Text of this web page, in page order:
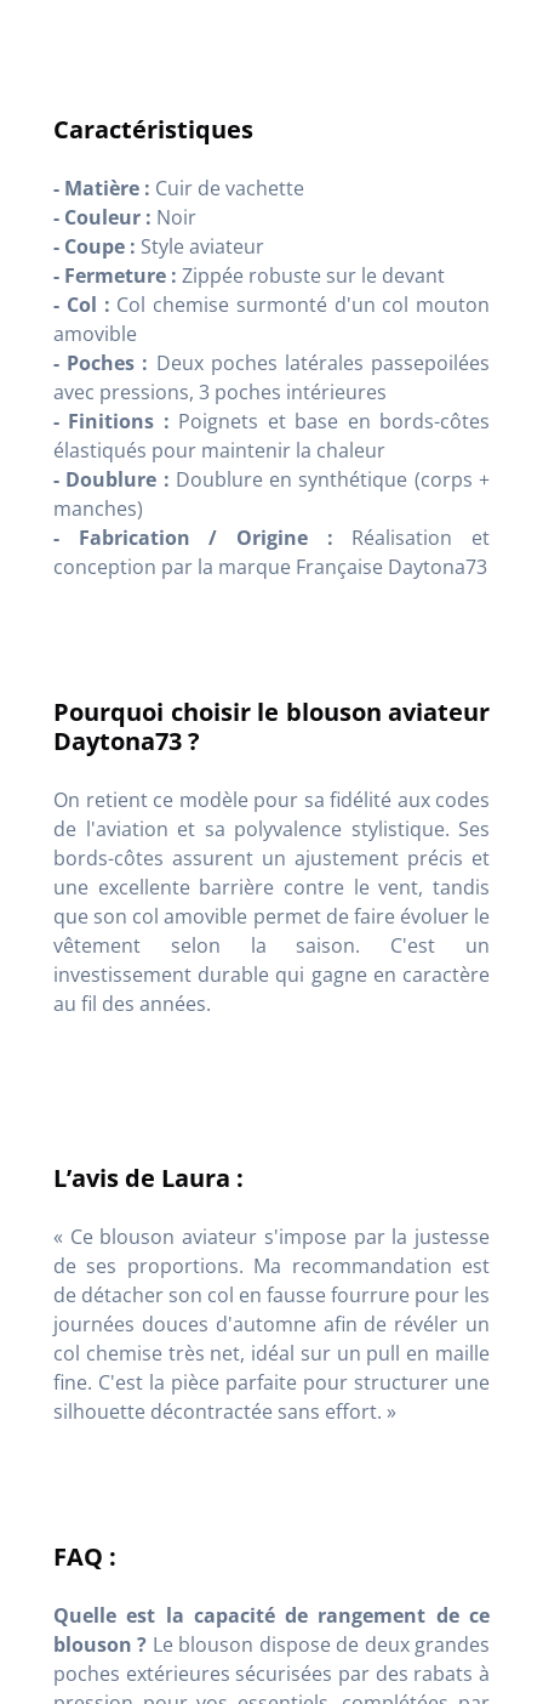
Caractéristiques
- Matière : Cuir de vachette
- Couleur : Noir
- Coupe : Style aviateur
- Fermeture : Zippée robuste sur le devant
- Col : Col chemise surmonté d'un col mouton
amovible
- Poches : Deux poches latérales passepoilées
avec pressions, 3 poches intérieures
- Finitions : Poignets et base en bords-côtes
élastiqués pour maintenir la chaleur
- Doublure : Doublure en synthétique (corps +
manches)
- Fabrication / Origine : Réalisation et
conception par la marque Française Daytona73
Pourquoi choisir le blouson aviateur
Daytona73 ?
On retient ce modèle pour sa fidélité aux codes
de l'aviation et sa polyvalence stylistique. Ses
bords-côtes assurent un ajustement précis et
une excellente barrière contre le vent, tandis
que son col amovible permet de faire évoluer le
vêtement selon la saison. C'est un
investissement durable qui gagne en caractère
au fil des années.
L’avis de Laura :
« Ce blouson aviateur s'impose par la justesse
de ses proportions. Ma recommandation est
de détacher son col en fausse fourrure pour les
journées douces d'automne afin de révéler un
col chemise très net, idéal sur un pull en maille
fine. C'est la pièce parfaite pour structurer une
silhouette décontractée sans effort. »
FAQ :
Quelle est la capacité de rangement de ce
blouson ? Le blouson dispose de deux grandes
poches extérieures sécurisées par des rabats à